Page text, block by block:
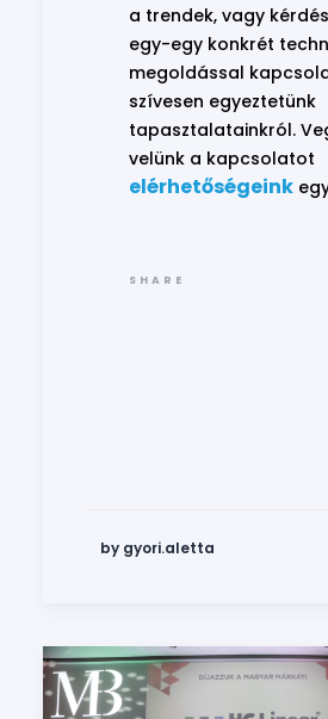
a trendek, vagy
egy-egy konkrét
megoldással
szívesen egyeztetünk
tapasztalatainkról.
velünk a kapcsolatot
elérhetőségeink
SHARE
by gyori.aletta